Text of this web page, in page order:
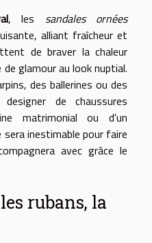
, les sandales ornées
alliant fraîcheur et
de braver la chaleur
glamour au look nuptial.
des ballerines ou des
de chaussures
matrimonial ou d'un
inestimable pour faire
avec grâce le
rubans, la